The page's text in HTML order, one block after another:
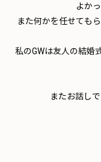
よか
また何かを任せても
私のGWは友人の結婚
またお話し